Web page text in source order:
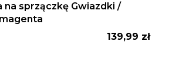
na sprzączkę Gwiazdki /
Cena
139,99 zł